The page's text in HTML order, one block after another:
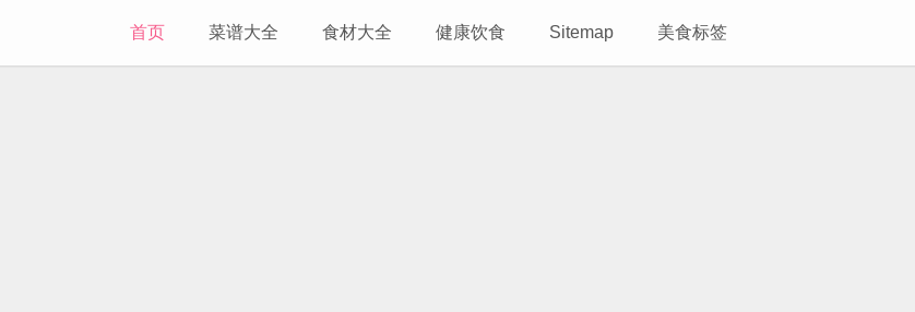
首页 菜谱大全 食材大全 健康饮食 Sitemap 美食标签